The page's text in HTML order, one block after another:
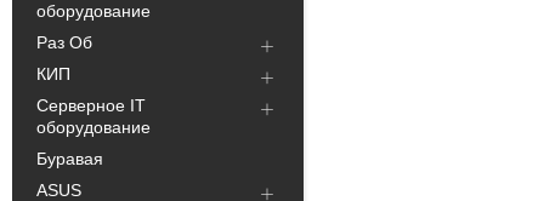
оборудование
Раз Об
КИП
Серверное IT
оборудование
Буравая
ASUS